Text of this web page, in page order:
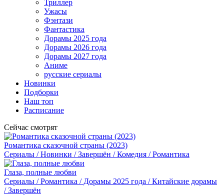
Триллер
Ужасы
Фэнтази
Фантастика
Дорамы 2025 года
Дорамы 2026 года
Дорамы 2027 года
Аниме
русские сериалы
Новинки
Подборки
Наш топ
Расписание
Сейчас смотрят
Романтика сказочной страны (2023)
Сериалы / Новинки / Завершён / Комедия / Романтика
Глаза, полные любви
Сериалы / Романтика / Дорамы 2025 года / Китайские дорамы
/ Завершён